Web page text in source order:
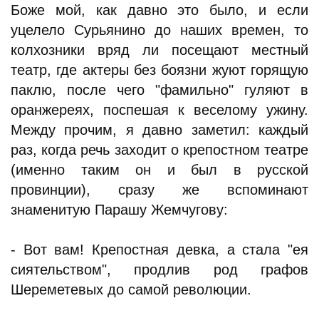
Боже мой, как давно это было, и если
уцелело Сурьянино до наших времен, то
колхозники вряд ли посещают местный
театр, где актеры без боязни жуют горящую
паклю, после чего "фамильно" гуляют в
оранжереях, поспешая к веселому ужину.
Между прочим, я давно заметил: каждый
раз, когда речь заходит о крепостном театре
(именно таким он и был в русской
провинции), сразу же вспоминают
знаменитую Парашу Жемчугову:
- Вот вам! Крепостная девка, а стала "ея
сиятельством", продлив род графов
Шереметевых до самой революции.